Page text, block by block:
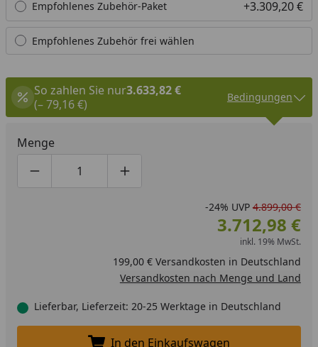
Empfohlenes Zubehör-Paket +3.309,20 €
Empfohlenes Zubehör frei wählen
So zahlen Sie nur3.633,82 €
(– 79,16 €)
Bedingungen
Menge
Produktmenge um eins verringern
Produktmenge manuell eingeben
Produktmenge um eins erhöhen
-24% UVP 4.899,00 €
3.712,98 €
inkl. 19% MwSt.
199,00 € Versandkosten in Deutschland
Versandkosten nach Menge und Land
Lieferbar, Lieferzeit: 20-25 Werktage in Deutschland
In den Einkaufswagen